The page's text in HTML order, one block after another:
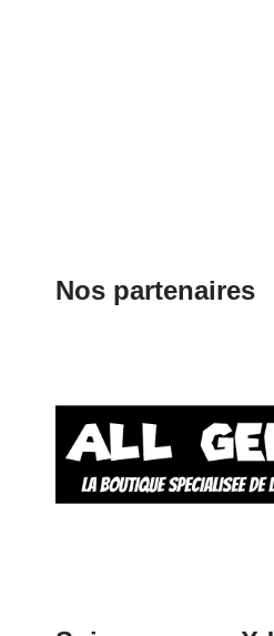
Nos partenaires